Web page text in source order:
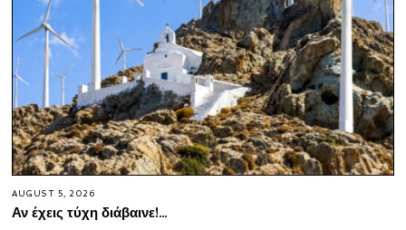
AUGUST 5, 2026
Αν έχεις τύχη διάβαινε!…